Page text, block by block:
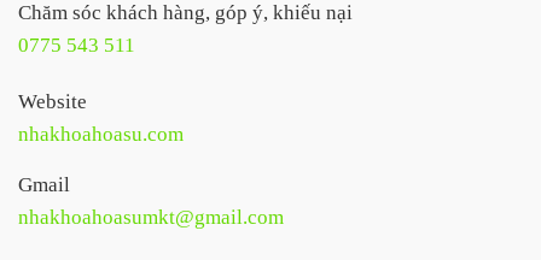
Chăm sóc khách hàng, góp ý, khiếu nại
0775 543 511
Website
nhakhoahoasu.com
Gmail
nhakhoahoasumkt@gmail.com